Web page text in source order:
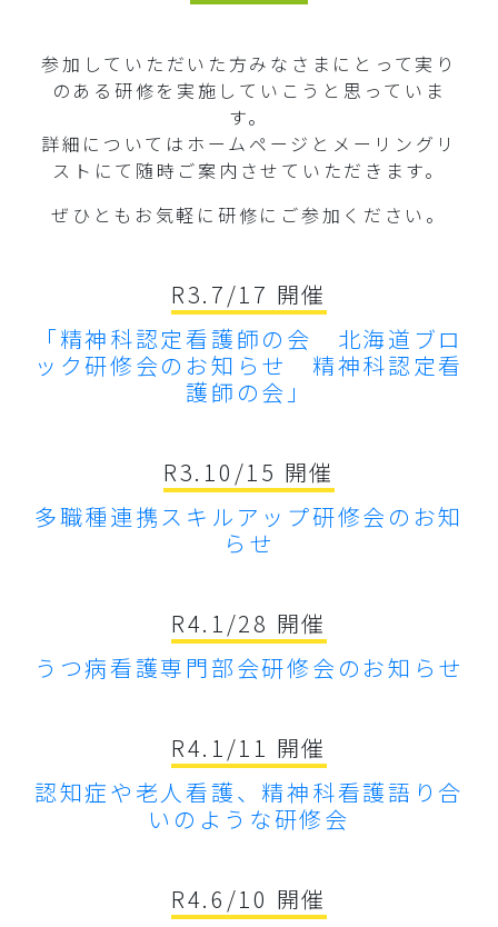
参加していただいた方みなさまにとって実り
のある研修を実施していこうと思っていま
す。
詳細についてはホームページとメーリングリ
ストにて随時ご案内させていただきます。
ぜひともお気軽に研修にご参加ください。
R3.7/17 開催
「精神科認定看護師の会 北海道ブロ
ック研修会のお知らせ 精神科認定看
護師の会」
R3.10/15 開催
多職種連携スキルアップ研修会のお知
らせ
R4.1/28 開催
うつ病看護専門部会研修会のお知らせ
R4.1/11 開催
認知症や老人看護、精神科看護語り合
いのような研修会
R4.6/10 開催